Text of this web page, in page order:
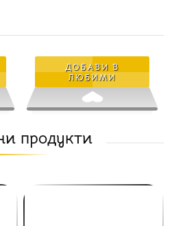
ДОБАВИ В
ЛЮБИМИ
продукти